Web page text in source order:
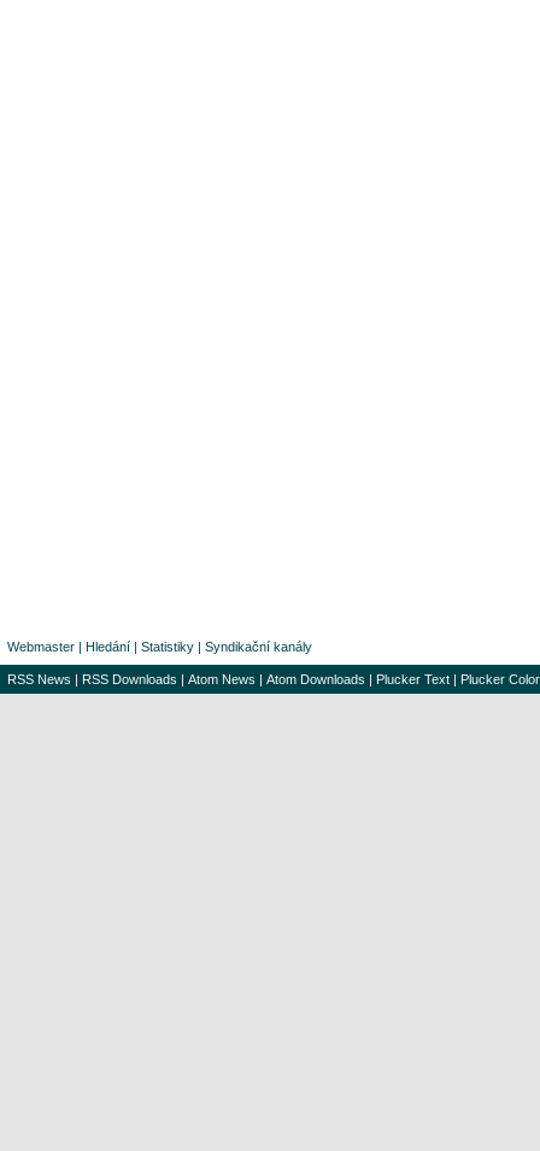
Webmaster | Hledání | Statistiky | Syndikační kanály
RSS News | RSS Downloads | Atom News | Atom Downloads | Plucker Text | Plucker Color